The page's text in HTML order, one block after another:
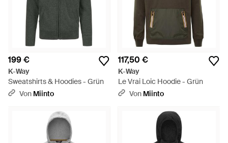
199 €
K-Way
Sweatshirts & Hoodies - Grün
Von Miinto
117,50 €
K-Way
Le Vrai Loic Hoodie - Grün
Von Miinto